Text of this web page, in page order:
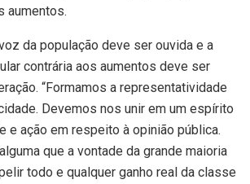
aumentos.
da população deve ser ouvida e a
contrária aos aumentos deve ser
“Formamos a representatividade
Devemos nos unir em um espírito
e ação em respeito à opinião pública.
que a vontade da grande maioria
todo e qualquer ganho real da classe